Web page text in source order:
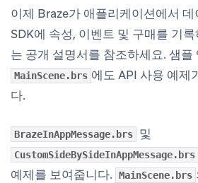
이제 Braze가 애플리케이션에서
SDK에 속성, 이벤트 및 구매를 기
는 공개 설명서를 참조하세요. 샘플
MainScene.brs 에도 API 사용 예제
다.
BrazeInAppMessage.brs 및
CustomSideBySideInAppMessage.brs
예제를 보여줍니다.
MainScene.brs